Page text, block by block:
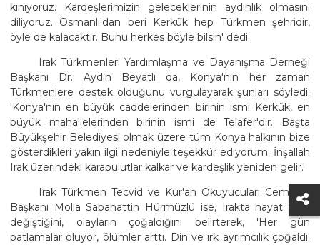
kınıyoruz. Kardeşlerimizin geleceklerinin aydınlık olmasını
diliyoruz. Osmanlı'dan beri Kerkük hep Türkmen şehridir,
öyle de kalacaktır. Bunu herkes böyle bilsin' dedi.
Irak Türkmenleri Yardımlaşma ve Dayanışma Derneği
Başkanı Dr. Aydın Beyatlı da, Konya'nın her zaman
Türkmenlere destek olduğunu vurgulayarak şunları söyledi:
'Konya'nın en büyük caddelerinden birinin ismi Kerkük, en
büyük mahallelerinden birinin ismi de Telafer'dir. Başta
Büyükşehir Belediyesi olmak üzere tüm Konya halkının bize
gösterdikleri yakın ilgi nedeniyle teşekkür ediyorum. İnşallah
Irak üzerindeki karabulutlar kalkar ve kardeşlik yeniden gelir.'
Irak Türkmen Tecvid ve Kur'an Okuyucuları Cemiyeti
Başkanı Molla Sabahattin Hürmüzlü ise, Irakta hayat tarzı
değiştiğini, olayların çoğaldığını belirterek, 'Her gün
patlamalar oluyor, ölümler arttı. Din ve ırk ayrımcılık çoğaldı.